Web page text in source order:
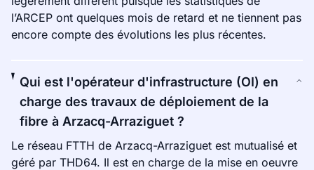
l’ARCEP ont quelques mois de retard et ne tiennent pas
encore compte des évolutions les plus récentes.
Qui est l'opérateur d'infrastructure (OI) en
charge des travaux de déploiement de la
fibre à Arzacq-Arraziguet ?
Le réseau FTTH de Arzacq-Arraziguet est mutualisé et
géré par THD64. Il est en charge de la mise en oeuvre